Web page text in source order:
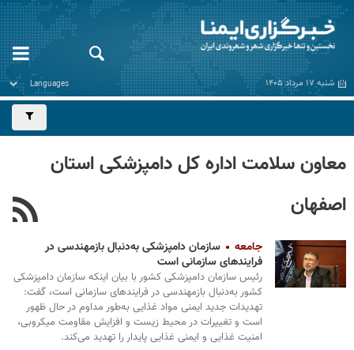
شنبه ۱۷ مرداد ۱۴۰۵
معاون سلامت اداره کل دامپزشکی استان
اصفهان
جامعه
سازمان دامپزشکی به‌دنبال بازمهندسی در
فرایندهای سازمانی است
رئیس سازمان دامپزشکی کشور با بیان اینکه سازمان دامپزشکی
کشور به‌دنبال بازمهندسی در فرایندهای سازمانی است، گفت:
تهدیدات جدید ایمنی مواد غذایی به‌طور مداوم در حال ظهور
است و تغییرات در محیط‌ زیست و افزایش مقاومت میکروبی،
امنیت غذایی و ایمنی غذایی پایدار را تهدید می‌کند.